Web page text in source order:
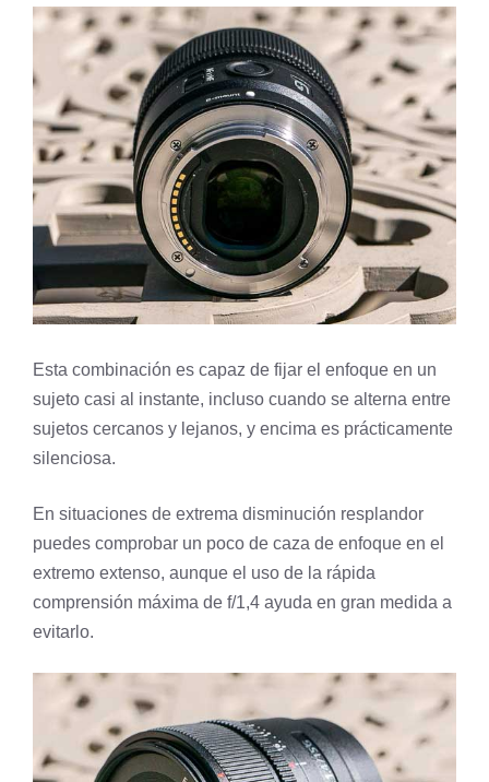
Esta combinación es capaz de fijar el enfoque en un
sujeto casi al instante, incluso cuando se alterna entre
sujetos cercanos y lejanos, y encima es prácticamente
silenciosa.
En situaciones de extrema disminución resplandor
puedes comprobar un poco de caza de enfoque en el
extremo extenso, aunque el uso de la rápida
comprensión máxima de f/1,4 ayuda en gran medida a
evitarlo.